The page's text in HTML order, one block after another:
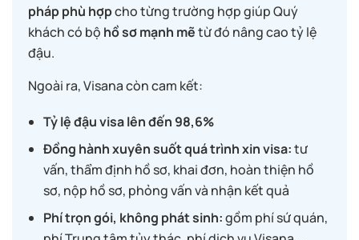
pháp phù hợpcho từng trường hợp giúp Quý
khách có bộ hồ sơ mạnh mẽtừ đó nâng cao tỷ lệ
đậu.
Ngoài ra, Visana còn cam kết:
Tỷ lệ đậu visa lên đến 98,6%
Đồng hành xuyên suốt quá trình xin visa:tư
vấn, thẩm định hồ sơ, khai đơn, hoàn thiện hồ
sơ, nộp hồ sơ, phỏng vấn và nhận kết quả
Phí trọn gói, không phát sinh:gồm phí sứ quán,